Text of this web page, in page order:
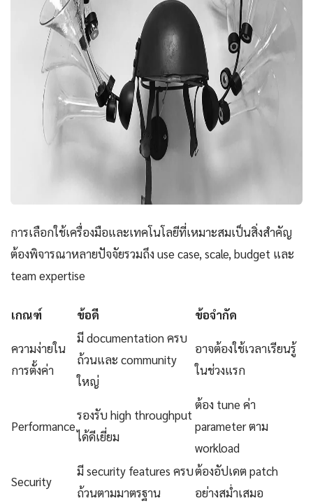
การเลือกใช้เครื่องมือและเทคโนโลยีที่เหมาะสมเป็นสิ่งสำคัญ
ต้องพิจารณาหลายปัจจัยรวมถึง use case, scale, budget และ
team expertise
เกณฑ์ ข้อดี ข้อจำกัด
ความง่ายใน
การตั้งค่า
มี documentation ครบ
ถ้วนและ community
ใหญ่
อาจต้องใช้เวลาเรียนรู้
ในช่วงแรก
Performance
รองรับ high throughput
ได้ดีเยี่ยม
ต้อง tune ค่า
parameter ตาม
workload
Security
มี security features ครบ
ถ้วนตามมาตรฐาน
ต้องอัปเดต patch
อย่างสม่ำเสมอ